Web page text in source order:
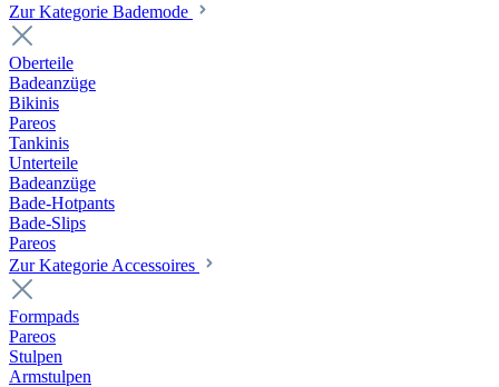
Zur Kategorie Bademode
Oberteile
Badeanzüge
Bikinis
Pareos
Tankinis
Unterteile
Badeanzüge
Bade-Hotpants
Bade-Slips
Pareos
Zur Kategorie Accessoires
Formpads
Pareos
Stulpen
Armstulpen